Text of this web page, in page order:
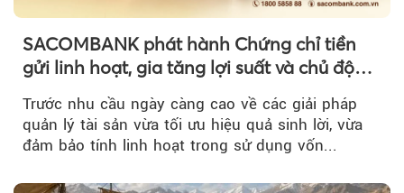
SACOMBANK phát hành Chứng chỉ tiền
gửi linh hoạt, gia tăng lợi suất và chủ động
nguồn vốn cho khách hàng
Trước nhu cầu ngày càng cao về các giải pháp
quản lý tài sản vừa tối ưu hiệu quả sinh lời, vừa
đảm bảo tính linh hoạt trong sử dụng vốn...